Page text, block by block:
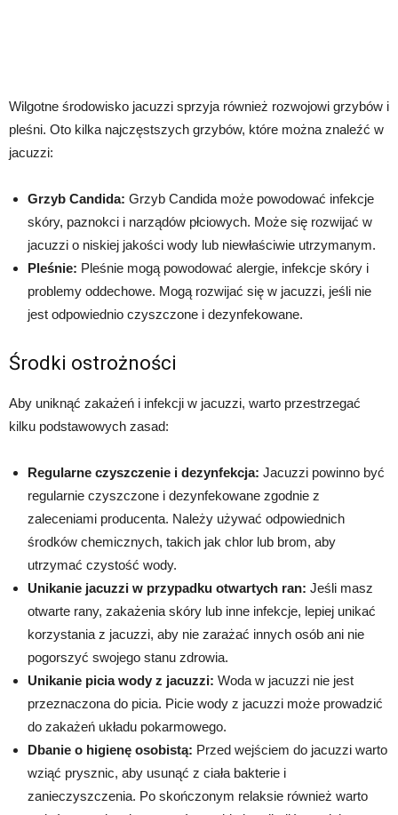
Wilgotne środowisko jacuzzi sprzyja również rozwojowi grzybów i
pleśni. Oto kilka najczęstszych grzybów, które można znaleźć w
jacuzzi:
Grzyb Candida: Grzyb Candida może powodować infekcje
skóry, paznokci i narządów płciowych. Może się rozwijać w
jacuzzi o niskiej jakości wody lub niewłaściwie utrzymanym.
Pleśnie: Pleśnie mogą powodować alergie, infekcje skóry i
problemy oddechowe. Mogą rozwijać się w jacuzzi, jeśli nie
jest odpowiednio czyszczone i dezynfekowane.
Środki ostrożności
Aby uniknąć zakażeń i infekcji w jacuzzi, warto przestrzegać
kilku podstawowych zasad:
Regularne czyszczenie i dezynfekcja: Jacuzzi powinno być
regularnie czyszczone i dezynfekowane zgodnie z
zaleceniami producenta. Należy używać odpowiednich
środków chemicznych, takich jak chlor lub brom, aby
utrzymać czystość wody.
Unikanie jacuzzi w przypadku otwartych ran: Jeśli masz
otwarte rany, zakażenia skóry lub inne infekcje, lepiej unikać
korzystania z jacuzzi, aby nie zarażać innych osób ani nie
pogorszyć swojego stanu zdrowia.
Unikanie picia wody z jacuzzi: Woda w jacuzzi nie jest
przeznaczona do picia. Picie wody z jacuzzi może prowadzić
do zakażeń układu pokarmowego.
Dbanie o higienę osobistą: Przed wejściem do jacuzzi warto
wziąć prysznic, aby usunąć z ciała bakterie i
zanieczyszczenia. Po skończonym relaksie również warto